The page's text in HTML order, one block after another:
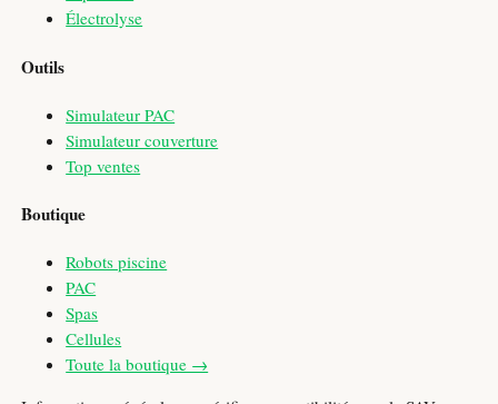
Électrolyse
Outils
Simulateur PAC
Simulateur couverture
Top ventes
Boutique
Robots piscine
PAC
Spas
Cellules
Toute la boutique →